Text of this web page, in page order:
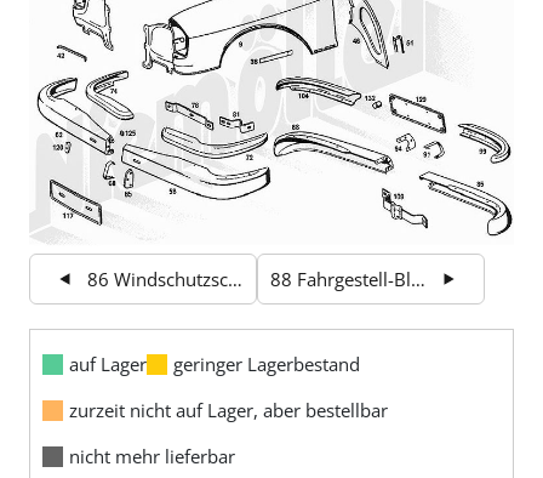
86 Windschutzscheibe-Waschanlage 88 Fahrgestell-Blechteile
auf Lager
geringer Lagerbestand
zurzeit nicht auf Lager, aber bestellbar
nicht mehr lieferbar